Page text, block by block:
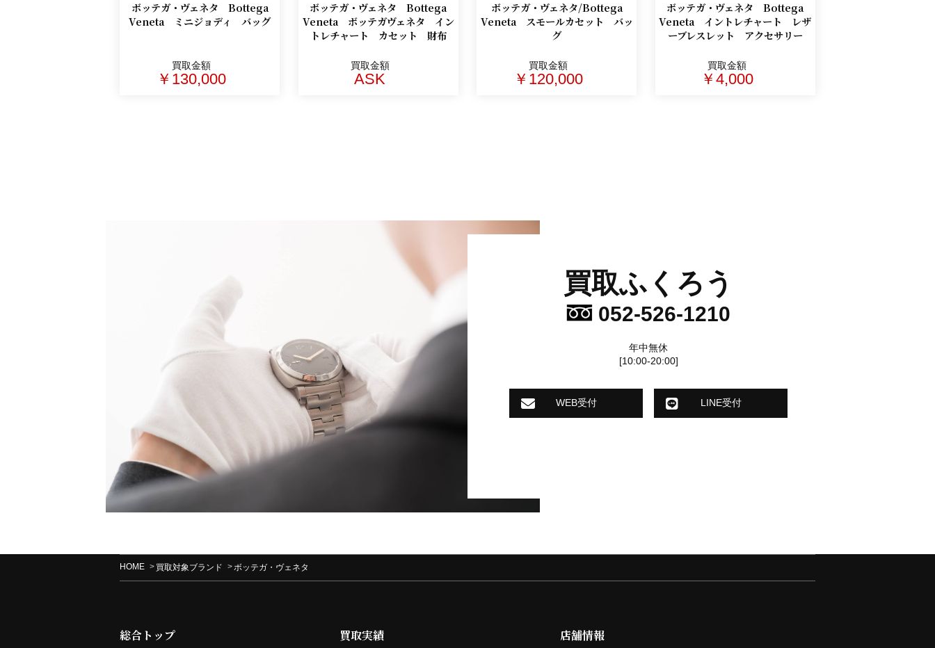
ボッテガ・ヴェネタ Bottega
Veneta ミニジョディ バッグ
買取金額
￥130,000
ボッテガ・ヴェネタ Bottega
Veneta ボッテガヴェネタ イン
トレチャート カセット 財布
買取金額
ASK
ボッテガ・ヴェネタ/Bottega
Veneta スモールカセット バッ
グ
買取金額
￥120,000
ボッテガ・ヴェネタ Bottega
Veneta イントレチャート レザ
ーブレスレット アクセサリー
買取金額
￥4,000
買取ふくろう
052-526-1210
年中無休
[10:00-20:00]
WEB受付 LINE受付
HOME 買取対象ブランド ボッテガ・ヴェネタ
総合トップ 買取実績 店舗情報